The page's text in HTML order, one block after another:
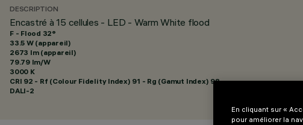
DESCRIPTION
Encastré à 15 cellules - LED - Warm White flood
F - Flood 32°
33.5 W (appareil)
2673 lm (appareil)
79.79 lm/W
3000 K
CRI 92 - Rf (Colour Fidelity Index) 91 - Rg (Gamut Index) 98
DALI-2
En cliquant sur «
pour améliorer la